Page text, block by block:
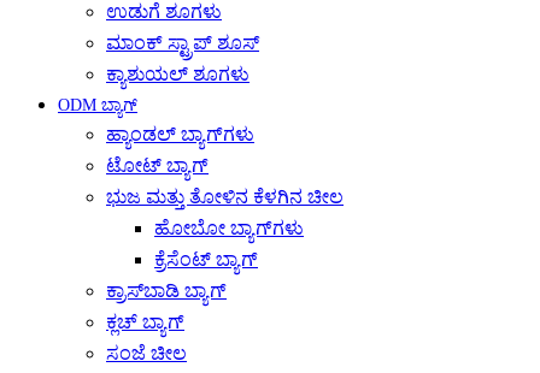
ಉಡುಗೆ ಶೂಗಳು
ಮಾಂಕ್ ಸ್ಟ್ರಾಪ್ ಶೂಸ್
ಕ್ಯಾಶುಯಲ್ ಶೂಗಳು
ODM ಬ್ಯಾಗ್
ಹ್ಯಾಂಡಲ್ ಬ್ಯಾಗ್‌ಗಳು
ಟೋಟ್ ಬ್ಯಾಗ್
ಭುಜ ಮತ್ತು ತೋಳಿನ ಕೆಳಗಿನ ಚೀಲ
ಹೋಬೋ ಬ್ಯಾಗ್‌ಗಳು
ಕ್ರೆಸೆಂಟ್ ಬ್ಯಾಗ್
ಕ್ರಾಸ್‌ಬಾಡಿ ಬ್ಯಾಗ್
ಕ್ಲಚ್ ಬ್ಯಾಗ್
ಸಂಜೆ ಚೀಲ